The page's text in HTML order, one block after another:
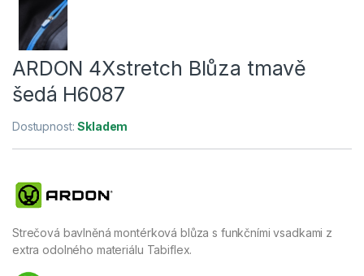
ARDON 4Xstretch Blůza tmavě
šedá H6087
Dostupnost:Skladem
Strečová bavlněná montérková blůza s funkčními vsadkami z
extra odolného materiálu Tabiflex.